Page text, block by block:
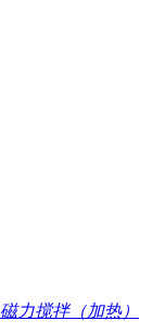
磁力搅拌（加热）